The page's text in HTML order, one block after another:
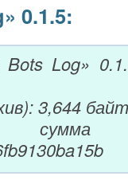
0.1.5:
Bots Log»
3,644 байт